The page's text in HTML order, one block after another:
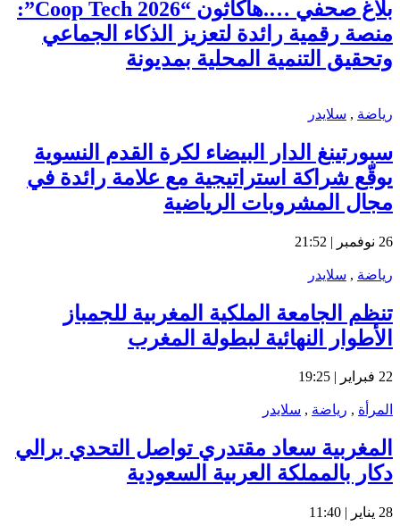
بلاغ صحفي ….هاكاثون “Coop Tech 2026”:
منصة رقمية رائدة لتعزيز الذكاء الجماعي
وتحقيق التنمية المحلية بمديونة
رياضة , سلايدر
سبورتينغ الدار البيضاء لكرة القدم النسوية
يوقّع شراكة استراتيجية مع علامة رائدة في
مجال المشروبات الرياضية
26 نوفمبر | 21:52
رياضة , سلايدر
تنظم الجامعة الملكية المغربية للجمباز
الأطوار النهائية لبطولة المغرب
22 فبراير | 19:25
المرأة , رياضة , سلايدر
المغربية سعاد مقتدري تواصل التحدي برالي
دكار بالمملكة العربية السعودية
28 يناير | 11:40